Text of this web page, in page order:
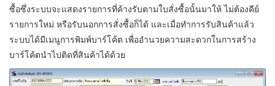
ซื้อซึ่งระบบจะแสดงรายการที่ค้างรับตามใบสั่งซื้อนั้นมาให้ ไม่ต้องคีย์
รายการใหม่ หรือรับนอกการสั่งซื้อก็ได้ และเมื่อทำการรับสินค้าแล้ว
ระบบได้มีเมนูการพิมพ์บาร์โค้ต เพื่ออำนวยความสะดวกในการสร้าง
บาร์โค้ตนำไปติดที่สินค้าได้ด้วย